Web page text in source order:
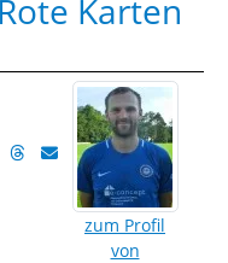
Karten
zum Profil
von